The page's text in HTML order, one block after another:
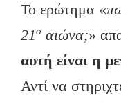
Το ερώτημα «
21ο αιώνα;»
αυτή είναι η
Αντί να